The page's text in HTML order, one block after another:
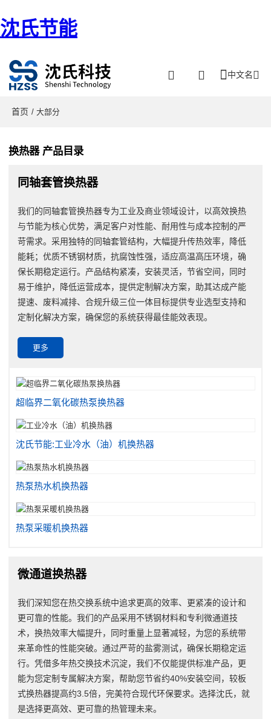
沈氏节能
中文名
首页 / 大部分
换热器 产品目录
同轴套管换热器
我们的同轴套管换热器专为工业及商业领域设计，以高效换热
与节能为核心优势，满足客户对性能、耐用性与成本控制的严
苛需求。采用独特的同轴套管结构，大幅提升传热效率，降低
能耗；优质不锈钢材质，抗腐蚀性强，适应高温高压环境，确
保长期稳定运行。产品结构紧凑，安装灵活，节省空间，同时
易于维护，降低运营成本，提供定制解决方案，助其达成产能
提速、废料减排、合规升级三位一体目标提供专业选型支持和
定制化解决方案，确保您的系统获得最佳能效表现。
更多
超临界二氧化碳热泵换热器
沈氏节能:工业冷水（油）机换热器
热泵热水机换热器
热泵采暖机换热器
微通道换热器
我们深知您在热交换系统中追求更高的效率、更紧凑的设计和
更可靠的性能。我们的产品采用不锈钢材料和专利微通道技
术，换热效率大幅提升，同时重量上显著减轻，为您的系统带
来革命性的性能突破。通过严苛的盐雾测试，确保长期稳定运
行。凭借多年热交换技术沉淀，我们不仅能提供标准产品，更
能为您定制专属解决方案，帮助您节省约40%安装空间，较板
式换热器提高约3.5倍，完美符合现代环保要求。选择沈氏，就
是选择更高效、更可靠的热管理未来。